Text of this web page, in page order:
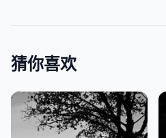
猜你喜欢